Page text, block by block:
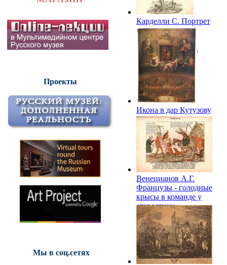
Проекты
Мы в соц.сетях
Карделли С. Портрет
князя Петра
Ивановича
Багратиона. 1812.
СМЗ
Икона в дар Кутузову
от смолян. Начало
XIX в. СМЗ
Венецианов А.Г.
Французы - голодные
крысы в команде у
старостихи
Василисы. 1812. СМЗ